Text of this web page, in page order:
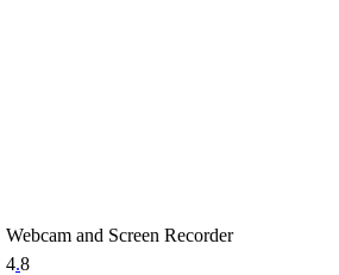
Webcam and Screen Recorder
4.8